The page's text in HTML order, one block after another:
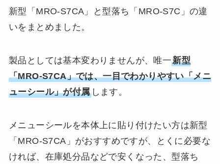
新型「MRO-S7CA」と型落ち「MRO-S7C」の違
いをまとめました。
製品としては基本変わりませんが、唯一新型
「MRO-S7CA」では、一目でわかりやすい「メニ
ューシール」が付属します。
メニューシールを本体上に貼り付けたい方は新型
「MRO-S7CA」がおすすめですが、とくに必要な
ければ、在庫処分品などで安くなった、型落ち